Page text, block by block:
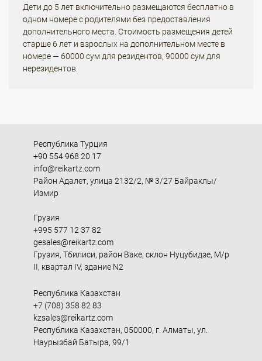
Дети до 5 лет включительно размещаются бесплатно в
одном номере с родителями без предоставления
дополнительного места. Стоимость размещения детей
старше 6 лет и взрослых на дополнительном месте в
номере — 60000 сум для резидентов, 90000 сум для
нерезидентов.
Республика Турция
+90 554 968 20 17
info@reikartz.com
Район Адалет, улица 2132/2, № 3/27 Байраклы/
Измир
Грузия
+995 577 12 37 82
gesales@reikartz.com
Грузия, Тбилиси, район Ваке, склон Нуцубидзе, М/р
II, квартал IV, здание N2
Республика Казахстан
+7 (708) 358 82 83
kzsales@reikartz.com
Республика Казахстан, 050000, г. Алматы, ул.
Наурызбай Батыра, 99/1